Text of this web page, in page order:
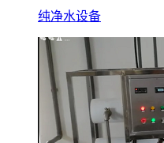
纯净水设备